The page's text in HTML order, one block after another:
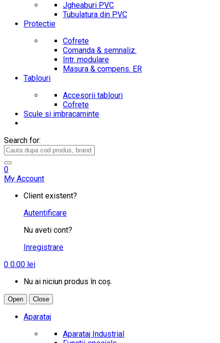
Jgheaburi PVC
Tubulatura din PVC
Protectie
Cofrete
Comanda & semnaliz.
Intr. modulare
Masura & compens. ER
Tablouri
Accesorii tablouri
Cofrete
Scule si imbracaminte
Search for:
0
My Account
Client existent?
Autentificare
Nu aveti cont?
Inregistrare
0 0.00 lei
Nu ai niciun produs în coș.
Open Close
Aparataj
Aparataj Industrial